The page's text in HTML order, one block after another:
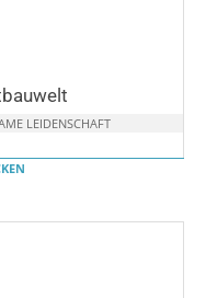
LEIDENSCHAFT